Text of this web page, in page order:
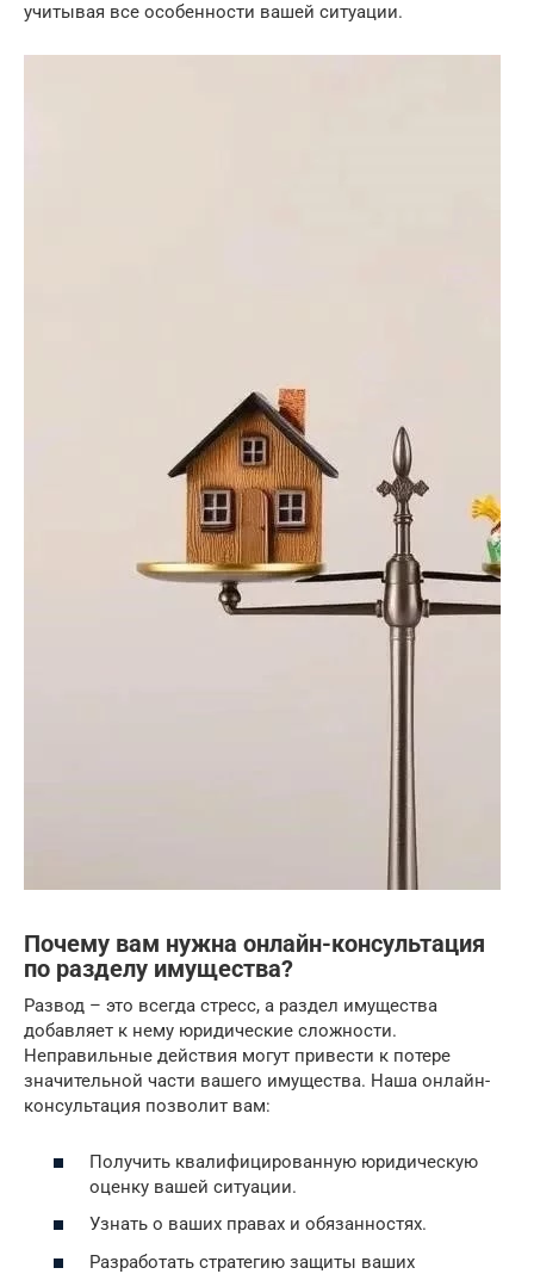
учитывая все особенности вашей ситуации.
Почему вам нужна онлайн-консультация
по разделу имущества?
Развод – это всегда стресс, а раздел имущества
добавляет к нему юридические сложности.
Неправильные действия могут привести к потере
значительной части вашего имущества. Наша онлайн-
консультация позволит вам:
Получить квалифицированную юридическую
оценку вашей ситуации.
Узнать о ваших правах и обязанностях.
Разработать стратегию защиты ваших